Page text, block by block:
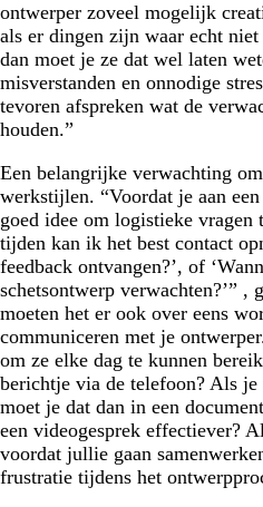
ontwerper zoveel mogelijk
als er dingen zijn waar echt
dan moet je ze dat wel laten
misverstanden en onnodige
tevoren afspreken wat de
houden.”
Een belangrijke verwachting
werkstijlen. “Voordat je aan
goed idee om logistieke vragen
tijden kan ik het best contact
feedback ontvangen?’, of
schetsontwerp verwachten?’” ,
moeten het er ook over eens
communiceren met je
om ze elke dag te kunnen
berichtje via de telefoon? Als
moet je dat dan in een
een videogesprek effectiever?
voordat jullie gaan
frustratie tijdens het